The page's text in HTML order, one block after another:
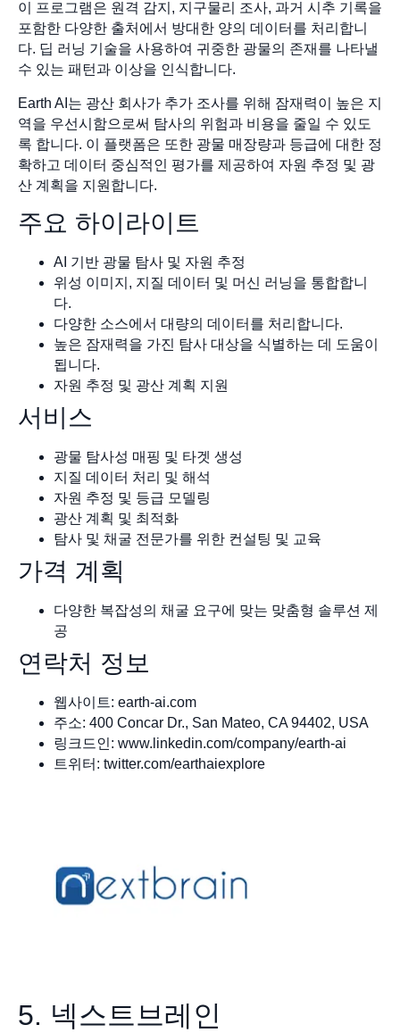
이 프로그램은 원격 감지, 지구물리 조사, 과거 시추 기록을
포함한 다양한 출처에서 방대한 양의 데이터를 처리합니
다. 딥 러닝 기술을 사용하여 귀중한 광물의 존재를 나타낼
수 있는 패턴과 이상을 인식합니다.
Earth AI는 광산 회사가 추가 조사를 위해 잠재력이 높은 지
역을 우선시함으로써 탐사의 위험과 비용을 줄일 수 있도
록 합니다. 이 플랫폼은 또한 광물 매장량과 등급에 대한 정
확하고 데이터 중심적인 평가를 제공하여 자원 추정 및 광
산 계획을 지원합니다.
주요 하이라이트
AI 기반 광물 탐사 및 자원 추정
위성 이미지, 지질 데이터 및 머신 러닝을 통합합니
다.
다양한 소스에서 대량의 데이터를 처리합니다.
높은 잠재력을 가진 탐사 대상을 식별하는 데 도움이
됩니다.
자원 추정 및 광산 계획 지원
서비스
광물 탐사성 매핑 및 타겟 생성
지질 데이터 처리 및 해석
자원 추정 및 등급 모델링
광산 계획 및 최적화
탐사 및 채굴 전문가를 위한 컨설팅 및 교육
가격 계획
다양한 복잡성의 채굴 요구에 맞는 맞춤형 솔루션 제
공
연락처 정보
웹사이트: earth-ai.com
주소: 400 Concar Dr., San Mateo, CA 94402, USA
링크드인: www.linkedin.com/company/earth-ai
트위터: twitter.com/earthaiexplore
5. 넥스트브레인